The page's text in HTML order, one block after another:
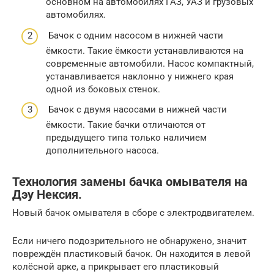
автомобилях.
Бачок с одним насосом в нижней части
ёмкости. Такие ёмкости устанавливаются на
современные автомобили. Насос компактный,
устанавливается наклонно у нижнего края
одной из боковых стенок.
Бачок с двумя насосами в нижней части
ёмкости. Такие бачки отличаются от
предыдущего типа только наличием
дополнительного насоса.
Технология замены бачка омывателя на
Дэу Нексия.
Новый бачок омывателя в сборе с электродвигателем.
Если ничего подозрительного не обнаружено, значит
повреждён пластиковый бачок. Он находится в левой
колёсной арке, а прикрывает его пластиковый